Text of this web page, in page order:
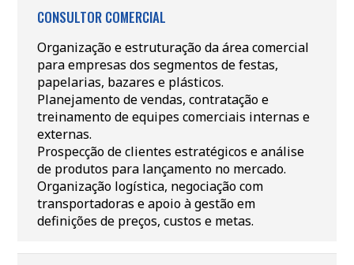
CONSULTOR COMERCIAL
Organização e estruturação da área comercial
para empresas dos segmentos de festas,
papelarias, bazares e plásticos.
Planejamento de vendas, contratação e
treinamento de equipes comerciais internas e
externas.
Prospecção de clientes estratégicos e análise
de produtos para lançamento no mercado.
Organização logística, negociação com
transportadoras e apoio à gestão em
definições de preços, custos e metas.